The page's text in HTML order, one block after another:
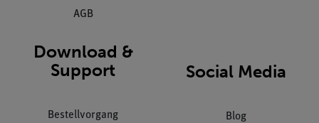
AGB
Download &
Support
Bestellvorgang
Social Media
Blog